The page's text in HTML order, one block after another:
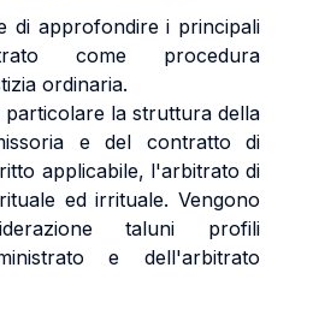
di approfondire i principali
come procedura
ordinaria.
la struttura della
e del contratto di
applicabile, l'arbitrato di
ed irrituale. Vengono
taluni profili
e dell'arbitrato